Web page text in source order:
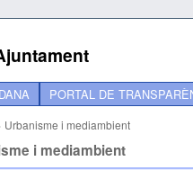
PORTAL DE
Urbanisme i mediambient
i mediambient